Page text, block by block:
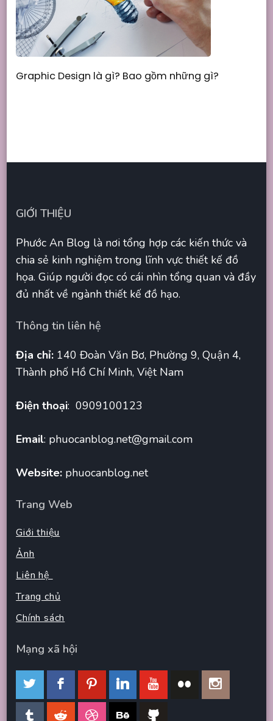
Graphic Design là gì? Bao gồm những gì?
GIỚI THIỆU
Phước An Blog là nơi tổng hợp các kiến thức và
chia sẻ kinh nghiệm trong lĩnh vực thiết kế đồ
họa. Giúp người đọc có cái nhìn tổng quan và đầy
đủ nhất về ngành thiết kế đồ hạo.
Thông tin liên hệ
Địa chỉ: 140 Đoàn Văn Bơ, Phường 9, Quận 4,
Thành phố Hồ Chí Minh, Việt Nam
Điện thoại: 0909100123
Email: phuocanblog.net@gmail.com
Website: phuocanblog.net
Trang Web
Giới thiệu
Ảnh
Liên hệ
Trang chủ
Chính sách
Mạng xã hội